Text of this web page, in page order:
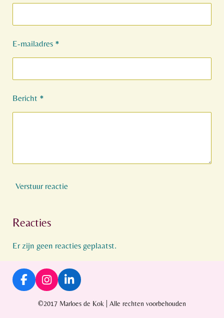
E-mailadres *
Bericht *
Verstuur reactie
Reacties
Er zijn geen reacties geplaatst.
F
a
I
n
s
L
i
n
©2017 Marloes de Kok | Alle rechten voorbehouden